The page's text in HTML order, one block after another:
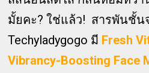
มั้ยคะ? ใช่แล้ว! สารพันชั้น
Techyladygogo มี Fresh
Vibrancy-Boosting Face